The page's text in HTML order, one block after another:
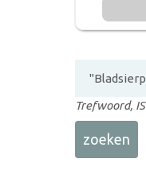
Trefwoord,